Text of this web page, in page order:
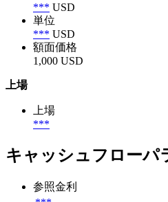
*** USD
単位
*** USD
額面価格
1,000 USD
上場
上場
***
キャッシュフローパ
参照金利